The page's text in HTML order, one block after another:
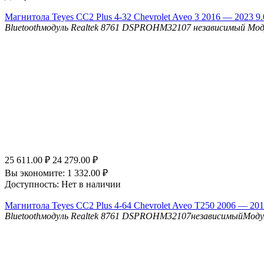
Магнитола Teyes CC2 Plus 4-32 Chevrolet Aveo 3 2016 — 2023
Bluetoothмодуль Realtek 8761 DSPROHM32107 независимый
25 611.00 ₽ 24 279.00 ₽
Вы экономите: 1 332.00 ₽
Доступность: Нет в наличии
Магнитола Teyes CC2 Plus 4-64 Chevrolet Aveo T250 2006 —
Bluetoothмодуль Realtek 8761 DSP